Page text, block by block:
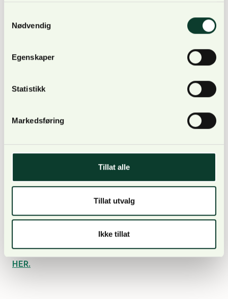
Nødvendig
Egenskaper
Statistikk
Markedsføring
Tillat alle
Tillat utvalg
Ikke tillat
NORSKOG ber også om at næringskomiteen ikke
det er, men samarbeider med de andre nordiske
nordiske skoger og skogbruk.
NORSKOG på også næringskomiteen om å sikre en
forutsigbar frivillig vern-ordning, da det er svært
kompenseres innen rimelig tid.
Les alle NORSKOGs innspill til næringskomiteen
HER.